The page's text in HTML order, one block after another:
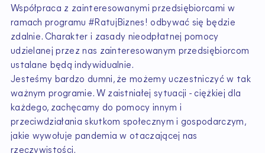
Współpraca z zainteresowanymi przedsiębiorcami w
ramach programu #RatujBiznes! odbywać się będzie
zdalnie. Charakter i zasady nieodpłatnej pomocy
udzielanej przez nas zainteresowanym przedsiębiorcom
ustalane będą indywidualnie.
Jesteśmy bardzo dumni, że możemy uczestniczyć w tak
ważnym programie. W zaistniałej sytuacji - ciężkiej dla
każdego, zachęcamy do pomocy innym i
przeciwdziałania skutkom społecznym i gospodarczym,
jakie wywołuje pandemia w otaczającej nas
rzeczywistości.